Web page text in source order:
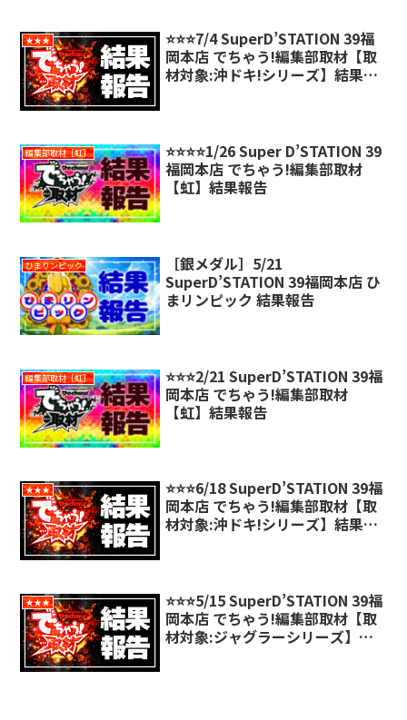
★★★
⭐️⭐️⭐️7/4 SuperD’STATION 39福
岡本店 でちゃう!編集部取材【取
材対象:沖ドキ!シリーズ】結果報
編集部取材［虹］
⭐️⭐️⭐️⭐️1/26 Super D’STATION 39
福岡本店 でちゃう!編集部取材
【虹】結果報告
ひまりンピック
［銀メダル］5/21
SuperD’STATION 39福岡本店 ひ
まリンピック 結果報告
編集部取材［虹］
⭐️⭐️⭐️2/21 SuperD’STATION 39福
岡本店 でちゃう!編集部取材
【虹】結果報告
★★★
⭐️⭐️⭐️6/18 SuperD’STATION 39福
岡本店 でちゃう!編集部取材【取
材対象:沖ドキ!シリーズ】結果報
★★★
⭐️⭐️⭐️5/15 SuperD’STATION 39福
岡本店 でちゃう!編集部取材【取
材対象:ジャグラーシリーズ】結